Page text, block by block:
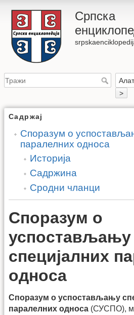
Српска
>
Садржај
Споразум о
паралелних односа
Историја
Садржина
Сродни чланци
Споразум о
успостављању
специјалних
односа
Споразум о успостављању
паралелних односа (СУСПО),